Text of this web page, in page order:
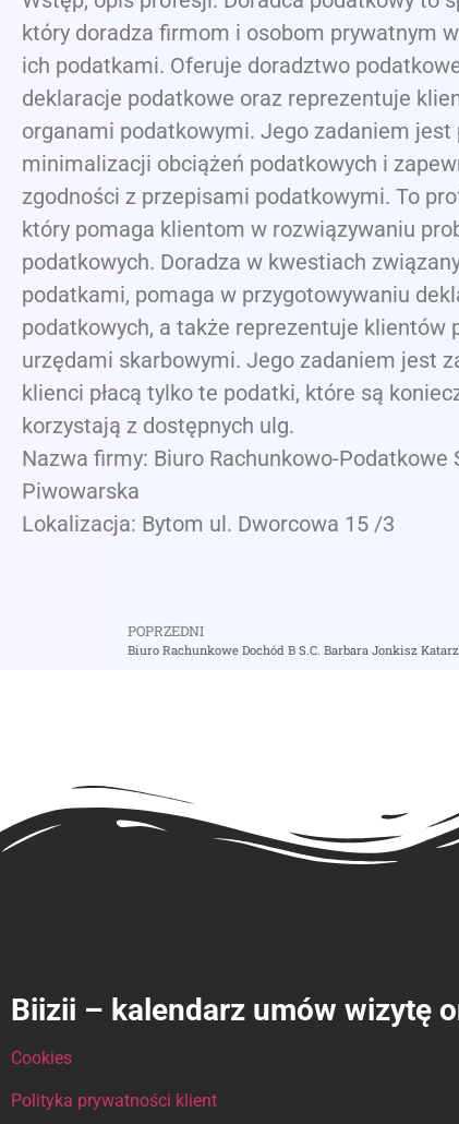
który doradza firmom i osobom prywatnym
ich podatkami. Oferuje doradztwo
deklaracje podatkowe oraz reprezentuje
organami podatkowymi. Jego zadaniem jest
minimalizacji obciążeń podatkowych i
zgodności z przepisami podatkowymi. To
który pomaga klientom w rozwiązywaniu
podatkowych. Doradza w kwestiach
podatkami, pomaga w przygotowywaniu
podatkowych, a także reprezentuje klientów
urzędami skarbowymi. Jego zadaniem jest
klienci płacą tylko te podatki, które są
korzystają z dostępnych ulg.
Nazwa firmy: Biuro Rachunkowo-Podatkowe
Piwowarska
Lokalizacja: Bytom ul. Dworcowa 15 /3
POPRZEDNI
Biuro Rachunkowe Dochód B S.C. Barbara Jonkisz
Biizii – kalendarz umów wizytę
Cookies
Polityka prywatności klient